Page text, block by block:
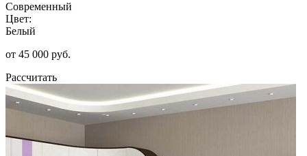
Современный
Цвет:
Белый
от 45 000 руб.
Рассчитать